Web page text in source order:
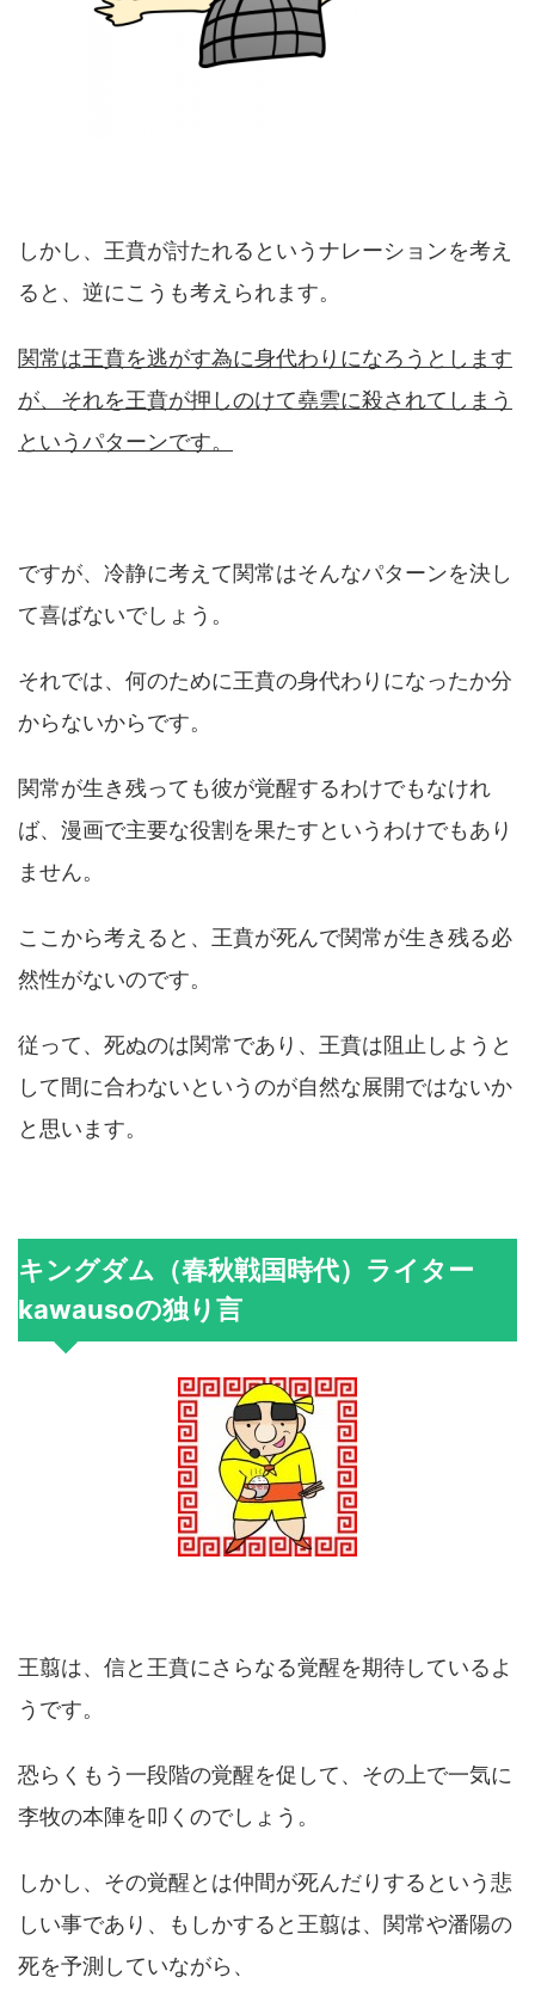
しかし、王賁が討たれるというナレーションを考え
ると、逆にこうも考えられます。
関常は王賁を逃がす為に身代わりになろうとします
が、それを王賁が押しのけて堯雲に殺されてしまう
というパターンです。
ですが、冷静に考えて関常はそんなパターンを決し
て喜ばないでしょう。
それでは、何のために王賁の身代わりになったか分
からないからです。
関常が生き残っても彼が覚醒するわけでもなけれ
ば、漫画で主要な役割を果たすというわけでもあり
ません。
ここから考えると、王賁が死んで関常が生き残る必
然性がないのです。
従って、死ぬのは関常であり、王賁は阻止しようと
して間に合わないというのが自然な展開ではないか
と思います。
キングダム（春秋戦国時代）ライター
kawausoの独り言
王翦は、信と王賁にさらなる覚醒を期待しているよ
うです。
恐らくもう一段階の覚醒を促して、その上で一気に
李牧の本陣を叩くのでしょう。
しかし、その覚醒とは仲間が死んだりするという悲
しい事であり、もしかすると王翦は、関常や潘陽の
死を予測していながら、